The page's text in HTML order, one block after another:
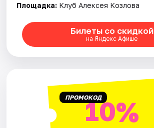
Рейтинги
Площадка: Клуб Алексея Козлова
Билеты со скидкой
на Яндекс Афише
ПРОМОКОД10%